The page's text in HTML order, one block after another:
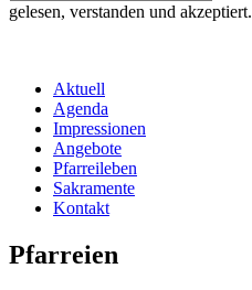
gelesen, verstanden und akzeptiert.
Aktuell
Agenda
Impressionen
Angebote
Pfarreileben
Sakramente
Kontakt
Pfarreien